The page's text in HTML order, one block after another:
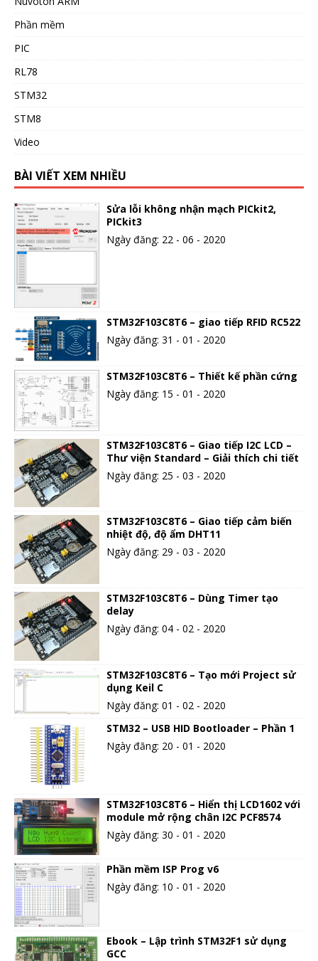
Phần mềm
PIC
RL78
STM32
STM8
Video
BÀI VIẾT XEM NHIỀU
Sửa lỗi không nhận mạch PICkit2,
PICkit3
Ngày đăng: 22 - 06 - 2020
STM32F103C8T6 – giao tiếp RFID RC522
Ngày đăng: 31 - 01 - 2020
STM32F103C8T6 – Thiết kế phần cứng
Ngày đăng: 15 - 01 - 2020
STM32F103C8T6 – Giao tiếp I2C LCD –
Thư viện Standard – Giải thích chi tiết
Ngày đăng: 25 - 03 - 2020
STM32F103C8T6 – Giao tiếp cảm biến
nhiệt độ, độ ẩm DHT11
Ngày đăng: 29 - 03 - 2020
STM32F103C8T6 – Dùng Timer tạo
delay
Ngày đăng: 04 - 02 - 2020
STM32F103C8T6 – Tạo mới Project sử
dụng Keil C
Ngày đăng: 01 - 02 - 2020
STM32 – USB HID Bootloader – Phần 1
Ngày đăng: 20 - 01 - 2020
STM32F103C8T6 – Hiển thị LCD1602 với
module mở rộng chân I2C PCF8574
Ngày đăng: 30 - 01 - 2020
Phần mềm ISP Prog v6
Ngày đăng: 10 - 01 - 2020
Ebook – Lập trình STM32F1 sử dụng
GCC